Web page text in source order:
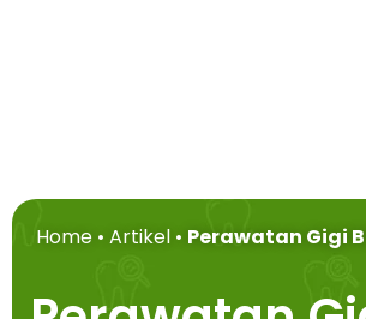
Home • Artikel • Perawatan Gigi